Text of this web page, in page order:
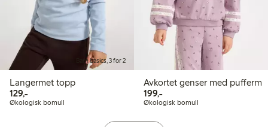
Barn basics, 3 for 2
Langermet topp
129,-129,00 kr
Økologisk bomull
Avkortet genser med pufferm
199,-199,00 kr
Økologisk bomull